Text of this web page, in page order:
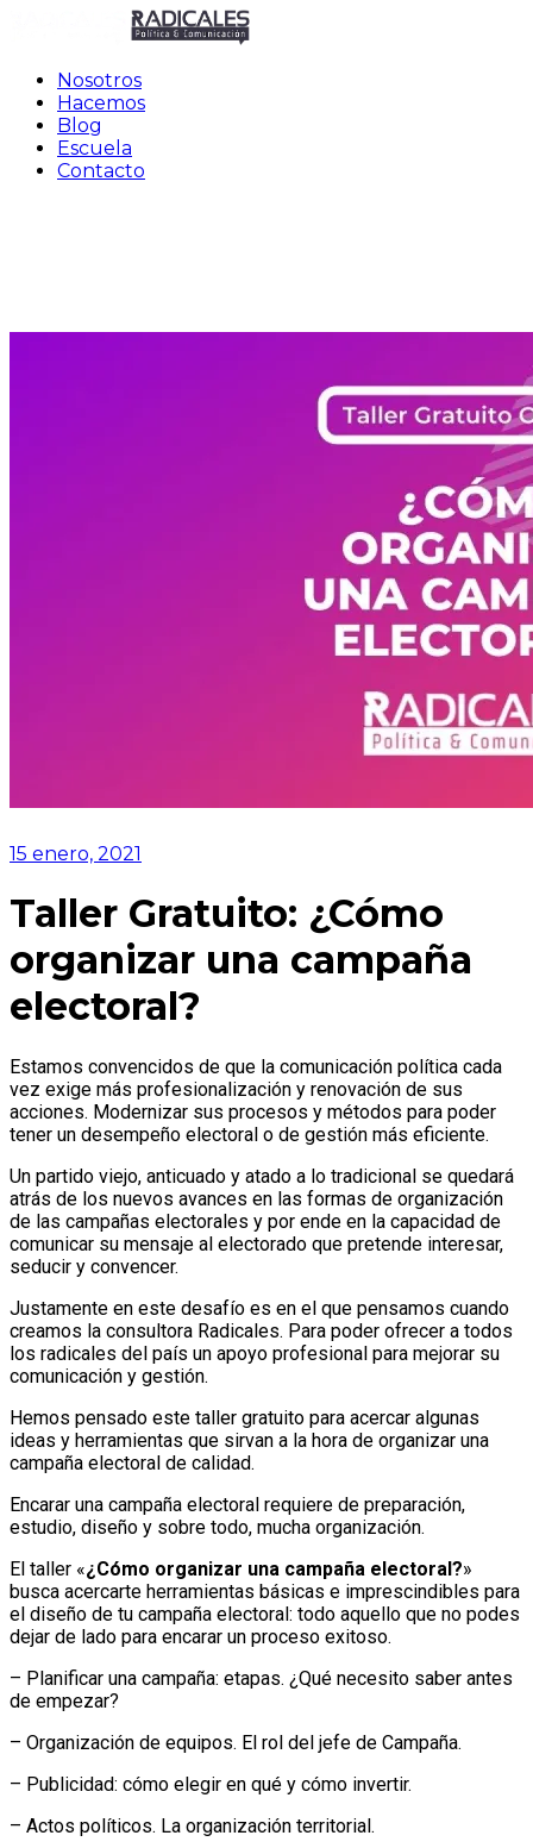
Nosotros
Hacemos
Blog
Escuela
Contacto
15 enero, 2021
Taller Gratuito: ¿Cómo
organizar una campaña
electoral?
Estamos convencidos de que la comunicación política cada
vez exige más profesionalización y renovación de sus
acciones. Modernizar sus procesos y métodos para poder
tener un desempeño electoral o de gestión más eficiente.
Un partido viejo, anticuado y atado a lo tradicional se quedará
atrás de los nuevos avances en las formas de organización
de las campañas electorales y por ende en la capacidad de
comunicar su mensaje al electorado que pretende interesar,
seducir y convencer.
Justamente en este desafío es en el que pensamos cuando
creamos la consultora Radicales. Para poder ofrecer a todos
los radicales del país un apoyo profesional para mejorar su
comunicación y gestión.
Hemos pensado este taller gratuito para acercar algunas
ideas y herramientas que sirvan a la hora de organizar una
campaña electoral de calidad.
Encarar una campaña electoral requiere de preparación,
estudio, diseño y sobre todo, mucha organización.
El taller «¿Cómo organizar una campaña electoral?»
busca acercarte herramientas básicas e imprescindibles para
el diseño de tu campaña electoral: todo aquello que no podes
dejar de lado para encarar un proceso exitoso.
– Planificar una campaña: etapas. ¿Qué necesito saber antes
de empezar?
– Organización de equipos. El rol del jefe de Campaña.
– Publicidad: cómo elegir en qué y cómo invertir.
– Actos políticos. La organización territorial.